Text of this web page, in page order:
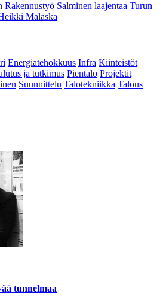
Rakennustyö Salminen laajentaa Turun
Malaska
Energiatehokkuus Infra Kiinteistöt
ja tutkimus Pientalo Projektit
Suunnittelu Talotekniikka Talous
tunnelmaa